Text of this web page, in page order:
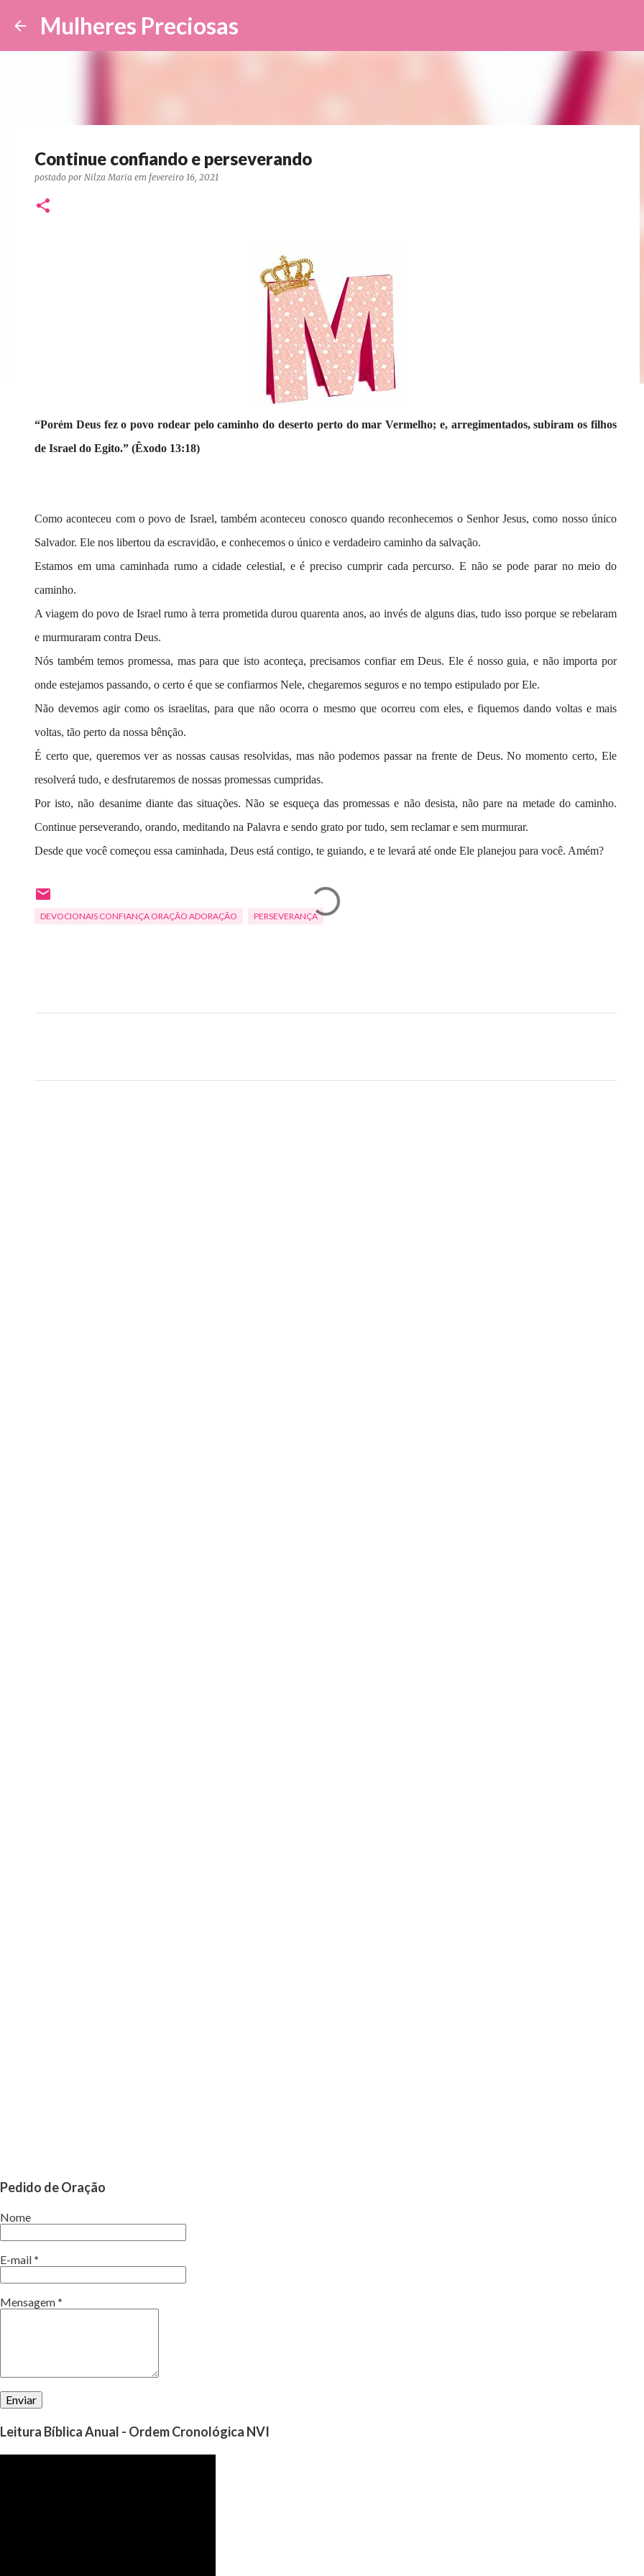
Mulheres Preciosas
Continue confiando e perseverando
postado por Nilza Maria em fevereiro 16, 2021
“Porém Deus fez o povo rodear pelo caminho do deserto perto do mar Vermelho; e, arregimentados, subiram os filhos
de Israel do Egito.” (Êxodo 13:18)
Como aconteceu com o povo de Israel, também aconteceu conosco quando reconhecemos o Senhor Jesus, como nosso único
Salvador. Ele nos libertou da escravidão, e conhecemos o único e verdadeiro caminho da salvação.
Estamos em uma caminhada rumo a cidade celestial, e é preciso cumprir cada percurso. E não se pode parar no meio do
caminho.
A viagem do povo de Israel rumo à terra prometida durou quarenta anos, ao invés de alguns dias, tudo isso porque se rebelaram
e murmuraram contra Deus.
Nós também temos promessa, mas para que isto aconteça, precisamos confiar em Deus. Ele é nosso guia, e não importa por
onde estejamos passando, o certo é que se confiarmos Nele, chegaremos seguros e no tempo estipulado por Ele.
Não devemos agir como os israelitas, para que não ocorra o mesmo que ocorreu com eles, e fiquemos dando voltas e mais
voltas, tão perto da nossa bênção.
É certo que, queremos ver as nossas causas resolvidas, mas não podemos passar na frente de Deus. No momento certo, Ele
resolverá tudo, e desfrutaremos de nossas promessas cumpridas.
Por isto, não desanime diante das situações. Não se esqueça das promessas e não desista, não pare na metade do caminho.
Continue perseverando, orando, meditando na Palavra e sendo grato por tudo, sem reclamar e sem murmurar.
Desde que você começou essa caminhada, Deus está contigo, te guiando, e te levará até onde Ele planejou para você. Amém?
DEVOCIONAIS CONFIANÇA ORAÇÃO ADORAÇÃO PERSEVERANÇA
Pedido de Oração
Nome
E-mail *
Mensagem *
Leitura Bíblica Anual - Ordem Cronológica NVI